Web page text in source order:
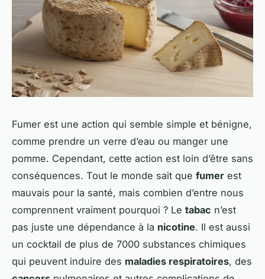
Fumer est une action qui semble simple et bénigne,
comme prendre un verre d’eau ou manger une
pomme. Cependant, cette action est loin d’être sans
conséquences. Tout le monde sait que fumer est
mauvais pour la santé, mais combien d’entre nous
comprennent vraiment pourquoi ? Le tabac n’est
pas juste une dépendance à la nicotine. Il est aussi
un cocktail de plus de 7000 substances chimiques
qui peuvent induire des maladies respiratoires, des